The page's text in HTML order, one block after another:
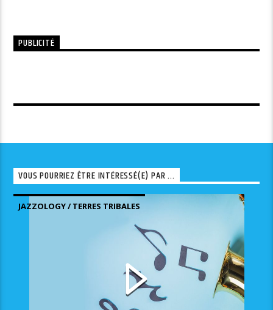
PUBLICITÉ
VOUS POURRIEZ ÊTRE INTÉRESSÉ(E) PAR ...
JAZZOLOGY / TERRES TRIBALES